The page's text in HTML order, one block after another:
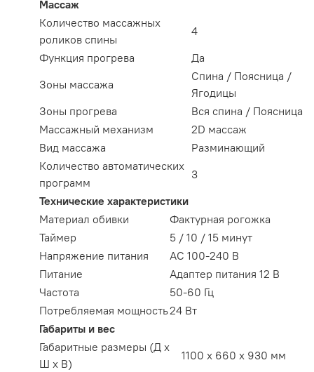
Массаж
Количество массажных
роликов спины
4
Функция прогрева
Да
Зоны массажа
Спина / Поясница /
Ягодицы
Зоны прогрева
Вся спина / Поясница
Массажный механизм
2D массаж
Вид массажа
Разминающий
Количество автоматических
программ
3
Технические характеристики
Материал обивки
Фактурная рогожка
Таймер
5 / 10 / 15 минут
Напряжение питания
АС 100-240 В
Питание
Адаптер питания 12 В
Частота
50-60 Гц
Потребляемая мощность24 Вт
Габариты и вес
Габаритные размеры (Д х
Ш х В)
1100 х 660 х 930 мм